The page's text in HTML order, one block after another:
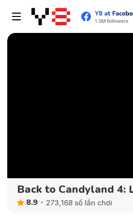
Back to Candyland 4:
8.9 273,168 số lần chơi